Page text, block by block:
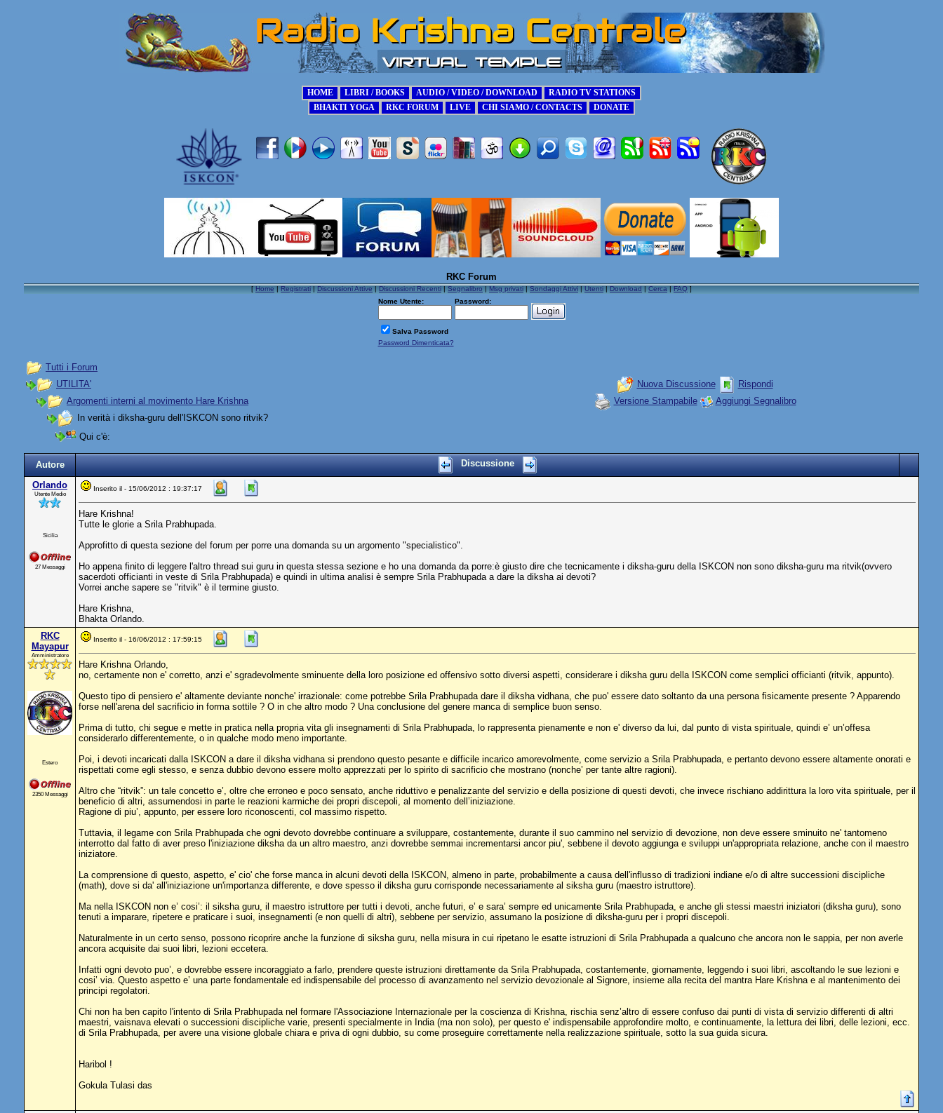
RKC Forum
[Home|Registrati|Discussioni Attive|Discussioni Recenti|Segnalibro|Msg privati|Sondaggi Attivi|Utenti|Download|Cerca|FAQ]
Nome Utente:
Password:
Salva Password
Password Dimenticata?
Tutti i Forum
UTILITA'
Argomenti interni al movimento Hare Krishna
In verità i diksha-guru dell'ISKCON sono ritvik?
Nuova Discussione
Rispondi
Versione Stampabile
Aggiungi Segnalibro
Qui c'è:
Autore Discussione
Orlando
Utente Medio
Sicilia
27 Messaggi
Inserito il - 15/06/2012 : 19:37:17
Hare Krishna!
Tutte le glorie a Srila Prabhupada.
Approfitto di questa sezione del forum per porre una domanda su un argomento "specialistico".
Ho appena finito di leggere l'altro thread sui guru in questa stessa sezione e ho una domanda da porre:è giusto dire che tecnicamente i diksha-guru della ISKCON non sono diksha-guru ma ritvik(ovvero
sacerdoti officianti in veste di Srila Prabhupada) e quindi in ultima analisi è sempre Srila Prabhupada a dare la diksha ai devoti?
Vorrei anche sapere se "ritvik" è il termine giusto.
Hare Krishna,
Bhakta Orlando.
RKC
Mayapur
Amministratore
Estero
2350 Messaggi
Inserito il - 16/06/2012 : 17:59:15
Hare Krishna Orlando,
no, certamente non e' corretto, anzi e' sgradevolmente sminuente della loro posizione ed offensivo sotto diversi aspetti, considerare i diksha guru della ISKCON come semplici officianti (ritvik, appunto).
Questo tipo di pensiero e' altamente deviante nonche' irrazionale: come potrebbe Srila Prabhupada dare il diksha vidhana, che puo' essere dato soltanto da una persona fisicamente presente ? Apparendo
forse nell'arena del sacrificio in forma sottile ? O in che altro modo ? Una conclusione del genere manca di semplice buon senso.
Prima di tutto, chi segue e mette in pratica nella propria vita gli insegnamenti di Srila Prabhupada, lo rappresenta pienamente e non e' diverso da lui, dal punto di vista spirituale, quindi e’ un’offesa
considerarlo differentemente, o in qualche modo meno importante.
Poi, i devoti incaricati dalla ISKCON a dare il diksha vidhana si prendono questo pesante e difficile incarico amorevolmente, come servizio a Srila Prabhupada, e pertanto devono essere altamente onorati e
rispettati come egli stesso, e senza dubbio devono essere molto apprezzati per lo spirito di sacrificio che mostrano (nonche’ per tante altre ragioni).
Altro che “ritvik”: un tale concetto e’, oltre che erroneo e poco sensato, anche riduttivo e penalizzante del servizio e della posizione di questi devoti, che invece rischiano addirittura la loro vita spirituale, per il
beneficio di altri, assumendosi in parte le reazioni karmiche dei propri discepoli, al momento dell’iniziazione.
Ragione di piu’, appunto, per essere loro riconoscenti, col massimo rispetto.
Tuttavia, il legame con Srila Prabhupada che ogni devoto dovrebbe continuare a sviluppare, costantemente, durante il suo cammino nel servizio di devozione, non deve essere sminuito ne' tantomeno
interrotto dal fatto di aver preso l'iniziazione diksha da un altro maestro, anzi dovrebbe semmai incrementarsi ancor piu', sebbene il devoto aggiunga e sviluppi un'appropriata relazione, anche con il maestro
iniziatore.
La comprensione di questo, aspetto, e' cio' che forse manca in alcuni devoti della ISKCON, almeno in parte, probabilmente a causa dell'influsso di tradizioni indiane e/o di altre successioni discipliche
(math), dove si da' all'iniziazione un'importanza differente, e dove spesso il diksha guru corrisponde necessariamente al siksha guru (maestro istruttore).
Ma nella ISKCON non e’ cosi’: il siksha guru, il maestro istruttore per tutti i devoti, anche futuri, e’ e sara’ sempre ed unicamente Srila Prabhupada, e anche gli stessi maestri iniziatori (diksha guru), sono
tenuti a imparare, ripetere e praticare i suoi, insegnamenti (e non quelli di altri), sebbene per servizio, assumano la posizione di diksha-guru per i propri discepoli.
Naturalmente in un certo senso, possono ricoprire anche la funzione di siksha guru, nella misura in cui ripetano le esatte istruzioni di Srila Prabhupada a qualcuno che ancora non le sappia, per non averle
ancora acquisite dai suoi libri, lezioni eccetera.
Infatti ogni devoto puo’, e dovrebbe essere incoraggiato a farlo, prendere queste istruzioni direttamente da Srila Prabhupada, costantemente, giornamente, leggendo i suoi libri, ascoltando le sue lezioni e
cosi’ via. Questo aspetto e’ una parte fondamentale ed indispensabile del processo di avanzamento nel servizio devozionale al Signore, insieme alla recita del mantra Hare Krishna e al mantenimento dei
principi regolatori.
Chi non ha ben capito l'intento di Srila Prabhupada nel formare l'Associazione Internazionale per la coscienza di Krishna, rischia senz’altro di essere confuso dai punti di vista di servizio differenti di altri
maestri, vaisnava elevati o successioni discipliche varie, presenti specialmente in India (ma non solo), per questo e' indispensabile approfondire molto, e continuamente, la lettura dei libri, delle lezioni, ecc.
di Srila Prabhupada, per avere una visione globale chiara e priva di ogni dubbio, su come proseguire correttamente nella realizzazione spirituale, sotto la sua guida sicura.
Haribol !
Gokula Tulasi das